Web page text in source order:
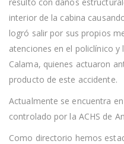
interior de la cabina
logró salir por sus propios
atenciones en el policlínico y
Calama, quienes actuaron
producto de este accidente.
Actualmente se encuentra
controlado por la ACHS de
Como directorio hemos